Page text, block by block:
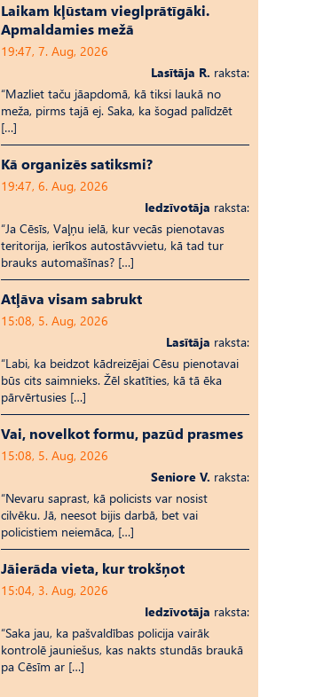
Laikam kļūstam vieglprātīgāki.
Apmaldamies mežā
19:47, 7. Aug, 2026
Lasītāja R. raksta:
“Mazliet taču jāapdomā, kā tiksi laukā no
meža, pirms tajā ej. Saka, ka šogad palīdzēt
[…]
Kā organizēs satiksmi?
19:47, 6. Aug, 2026
Iedzīvotāja raksta:
“Ja Cēsīs, Vaļņu ielā, kur vecās pienotavas
teritorija, ierīkos autostāvvietu, kā tad tur
brauks automašīnas? […]
Atļāva visam sabrukt
15:08, 5. Aug, 2026
Lasītāja raksta:
“Labi, ka beidzot kādreizējai Cēsu pienotavai
būs cits saimnieks. Žēl skatīties, kā tā ēka
pārvērtusies […]
Vai, novelkot formu, pazūd prasmes
15:08, 5. Aug, 2026
Seniore V. raksta:
“Nevaru saprast, kā policists var nosist
cilvēku. Jā, neesot bijis darbā, bet vai
policistiem neiemāca, […]
Jāierāda vieta, kur trokšņot
15:04, 3. Aug, 2026
Iedzīvotāja raksta:
“Saka jau, ka pašvaldības policija vairāk
kontrolē jauniešus, kas nakts stundās braukā
pa Cēsīm ar […]